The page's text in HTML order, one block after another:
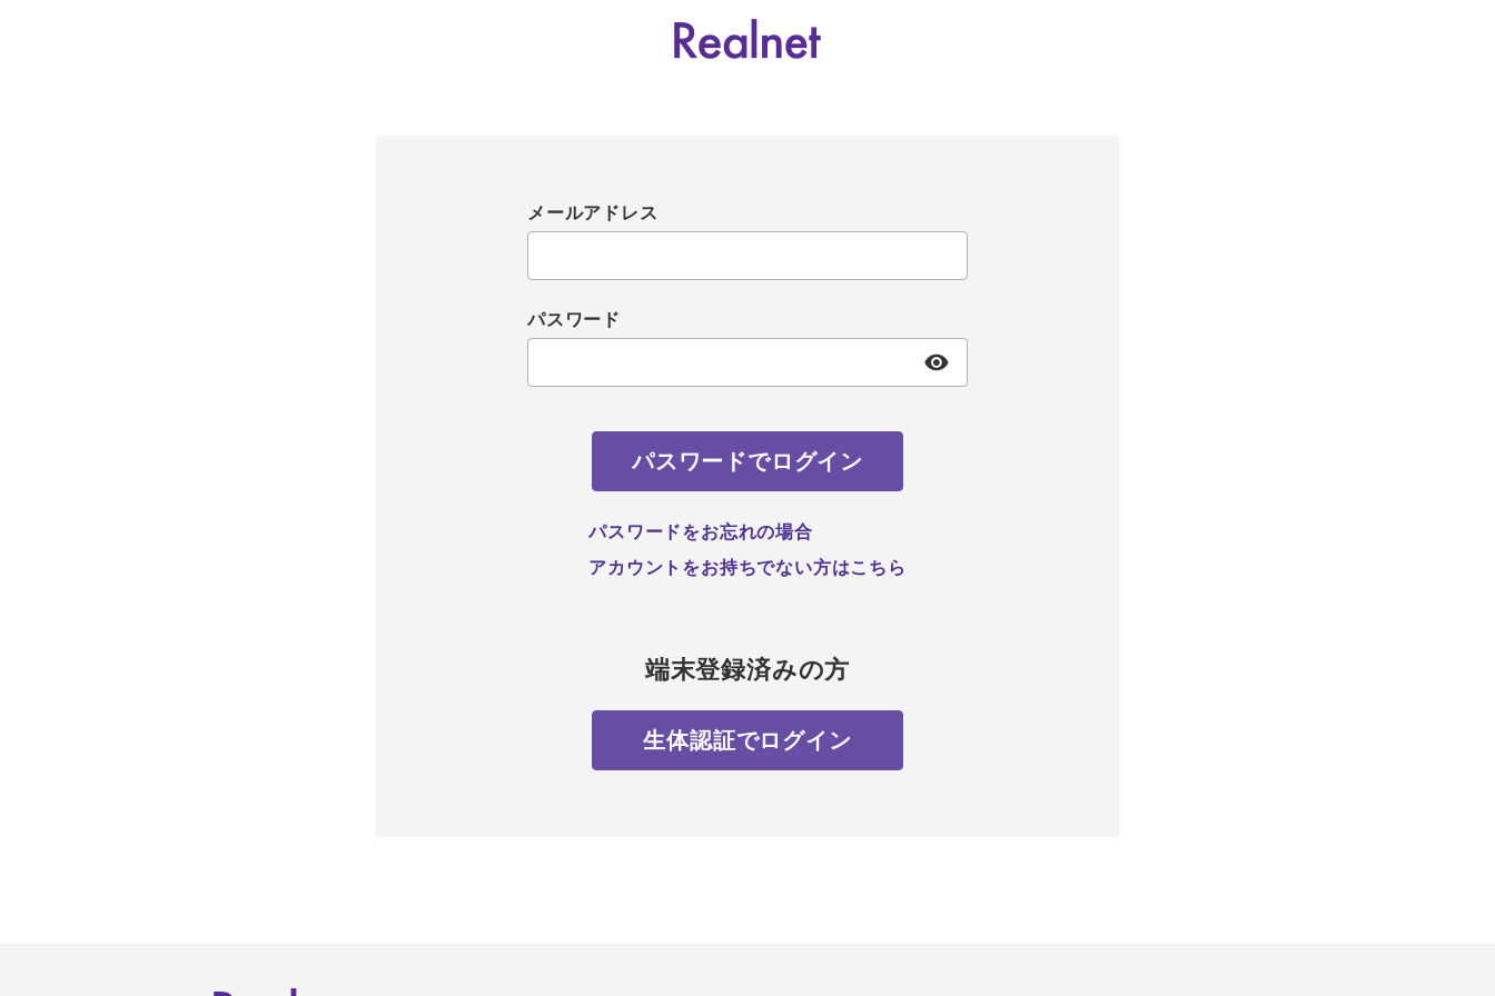
メールアドレス
パスワード
パスワードでログイン
パスワードをお忘れの場合
アカウントをお持ちでない方はこちら
端末登録済みの方
生体認証でログイン